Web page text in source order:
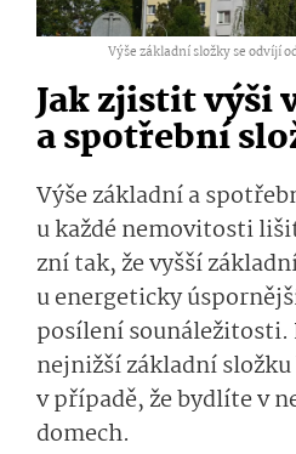
Výše základní složky se odvíjí
Jak zjistit výši
a spotřební
Výše základní a
u každé nemovitosti
zní tak, že vyšší
u energeticky
posílení sounáležitosti.
nejnižší základní
v případě, že bydlíte v
domech.